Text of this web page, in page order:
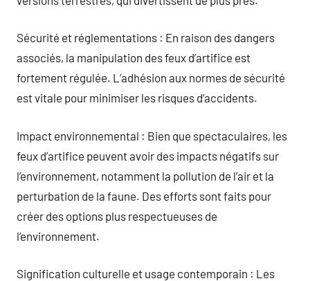
Sécurité et réglementations : En raison des dangers
associés, la manipulation des feux d’artifice est
fortement régulée. L’adhésion aux normes de sécurité
est vitale pour minimiser les risques d’accidents.
Impact environnemental : Bien que spectaculaires, les
feux d’artifice peuvent avoir des impacts négatifs sur
l’environnement, notamment la pollution de l’air et la
perturbation de la faune. Des efforts sont faits pour
créer des options plus respectueuses de
l’environnement.
Signification culturelle et usage contemporain : Les